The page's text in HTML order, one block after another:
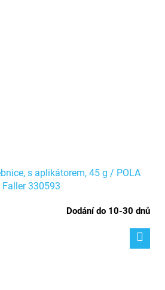
s aplikátorem, 45 g / POLA
Faller 330593
Dodání do 10-30 dnů